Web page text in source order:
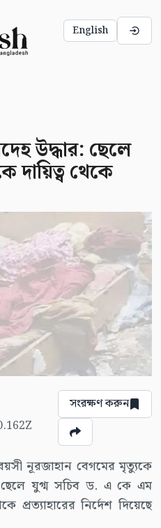
English
উদ্ধার: ছেলে
দায়িত্ব থেকে
সংরক্ষণ করুন
নূরজাহান বেগমের মৃত্যুকে
যুগ্ম সচিব ড. এ কে এম
প্রত্যাহারের নির্দেশ দিয়েছে